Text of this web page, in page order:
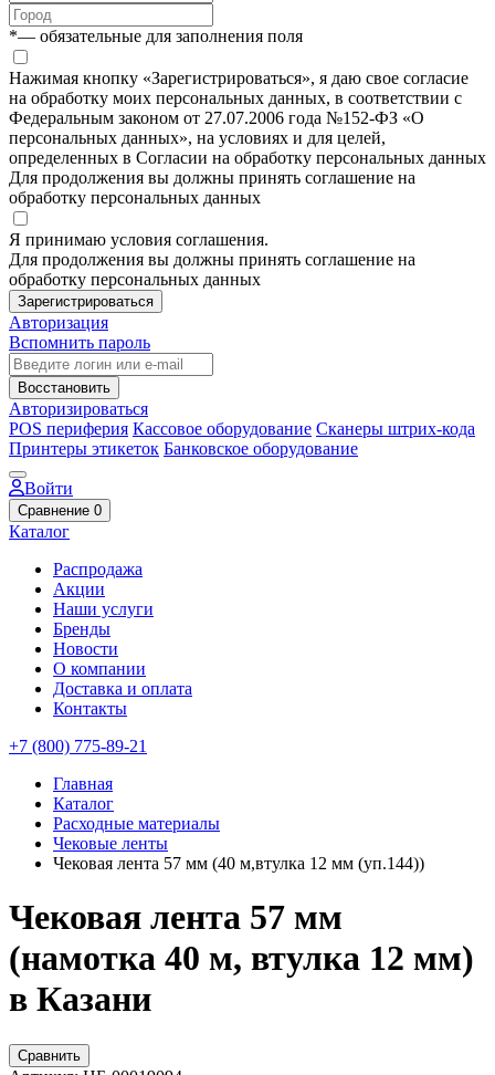
*— обязательные для заполнения поля
Нажимая кнопку «Зарегистрироваться», я даю свое согласие
на обработку моих персональных данных, в соответствии с
Федеральным законом от 27.07.2006 года №152-ФЗ «О
персональных данных», на условиях и для целей,
определенных в Согласии на обработку персональных данных
Для продолжения вы должны принять соглашение на
обработку персональных данных
Я принимаю условия соглашения.
Для продолжения вы должны принять соглашение на
обработку персональных данных
Зарегистрироваться
Авторизация
Вспомнить пароль
Восстановить
Авторизироваться
POS периферия Кассовое оборудование Сканеры штрих-кода
Принтеры этикеток Банковское оборудование
Войти
Сравнение 0
Каталог
Распродажа
Акции
Наши услуги
Бренды
Новости
О компании
Доставка и оплата
Контакты
+7 (800) 775-89-21
Главная
Каталог
Расходные материалы
Чековые ленты
Чековая лента 57 мм (40 м,втулка 12 мм (уп.144))
Чековая лента 57 мм
(намотка 40 м, втулка 12 мм)
в Казани
Сравнить